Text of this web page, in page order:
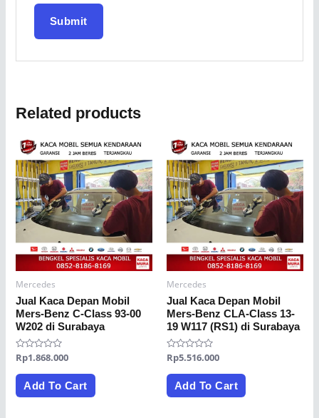
Related products
Mercedes
Jual Kaca Depan Mobil
Mers-Benz C-Class 93-00
W202 di Surabaya
Rated
out
Rp1.868.000
Add To Cart
Mercedes
Jual Kaca Depan Mobil
Mers-Benz CLA-Class 13-
19 W117 (RS1) di Surabaya
Rated
out
Rp5.516.000
Add To Cart